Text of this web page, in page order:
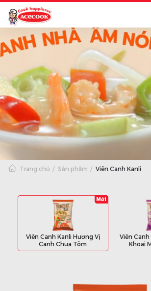
Trang chủ Sản phẩm Viên Canh Kanli
Mới
Viên Canh Kanli Hương Vị
Canh Chua Tôm
Viên
Khoai